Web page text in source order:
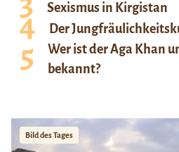
Sexismus in Kirgistan
Der
Wer ist der Aga Khan
bekannt?
Bild des Tages